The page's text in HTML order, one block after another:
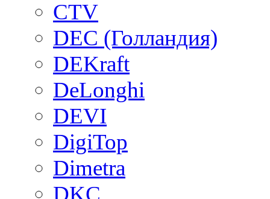
CTV
DEC (Голландия)
DEKraft
DeLonghi
DEVI
DigiTop
Dimetra
DKC